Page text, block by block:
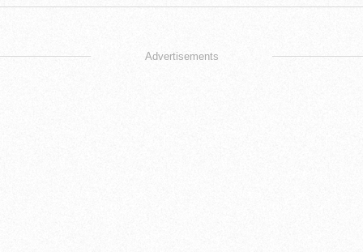
Advertisements